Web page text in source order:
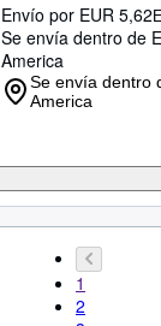
Envío por EUR 5,62
Se envía dentro de
America
Se envía dentro
America
1
2